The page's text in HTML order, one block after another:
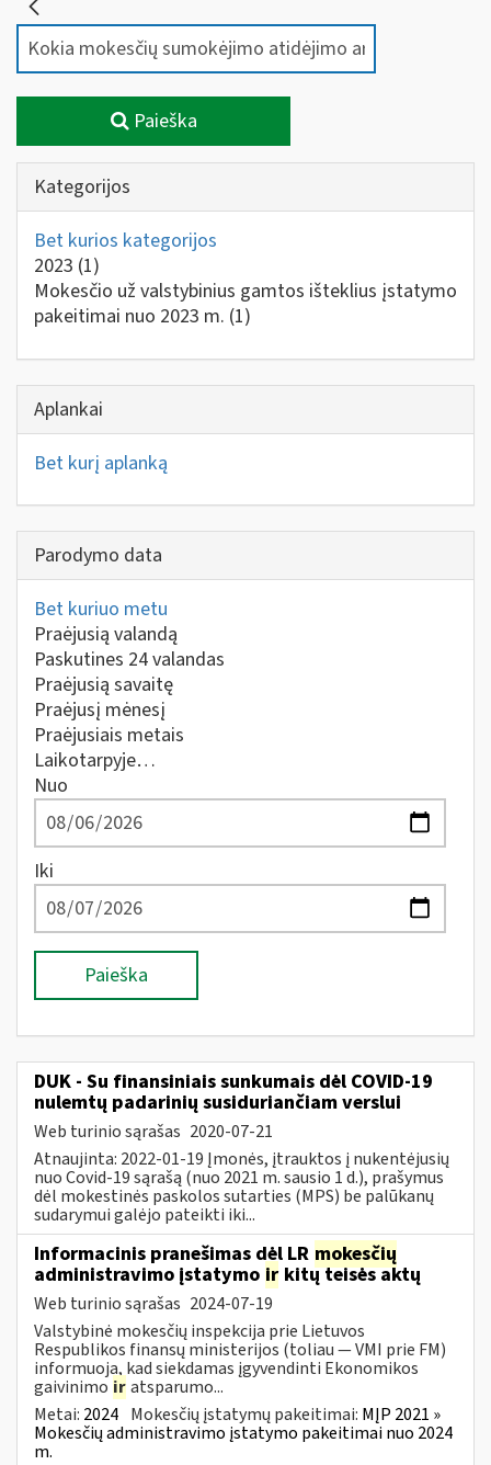
Paieška
Kategorijos
Bet kurios kategorijos
2023 (1)
Mokesčio už valstybinius gamtos išteklius įstatymo
pakeitimai nuo 2023 m. (1)
Aplankai
Bet kurį aplanką
Parodymo data
Bet kuriuo metu
Praėjusią valandą
Paskutines 24 valandas
Praėjusią savaitę
Praėjusį mėnesį
Praėjusiais metais
Laikotarpyje…
Nuo
Iki
Paieška
DUK - Su finansiniais sunkumais dėl COVID-19
nulemtų padarinių susiduriančiam verslui
Web turinio sąrašas 2020-07-21
Atnaujinta: 2022-01-19 Įmonės, įtrauktos į nukentėjusių
nuo Covid-19 sąrašą (nuo 2021 m. sausio 1 d.), prašymus
dėl mokestinės paskolos sutarties (MPS) be palūkanų
sudarymui galėjo pateikti iki...
Informacinis pranešimas dėl LR mokesčių
administravimo įstatymo ir kitų teisės aktų
Web turinio sąrašas 2024-07-19
Valstybinė mokesčių inspekcija prie Lietuvos
Respublikos finansų ministerijos (toliau — VMI prie FM)
informuoja, kad siekdamas įgyvendinti Ekonomikos
gaivinimo iratsparumo...
Metai: 2024 Mokesčių įstatymų pakeitimai: MĮP 2021 »
Mokesčių administravimo įstatymo pakeitimai nuo 2024
m.